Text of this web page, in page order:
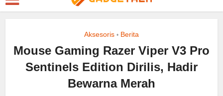
Aksesoris • Berita
Mouse Gaming Razer Viper V3 Pro
Sentinels Edition Dirilis, Hadir
Bewarna Merah